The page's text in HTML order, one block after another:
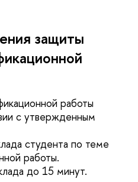
защиты
работы
с утвержденным
студента по теме
работы.
до 15 минут.